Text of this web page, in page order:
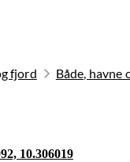
fjord Både,
10.306019